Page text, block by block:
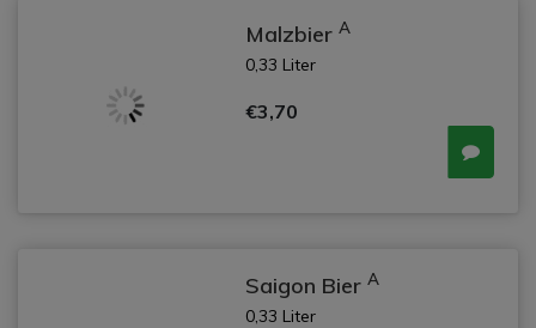
Malzbier A
0,33 Liter
€3,70
Saigon Bier A
0,33 Liter